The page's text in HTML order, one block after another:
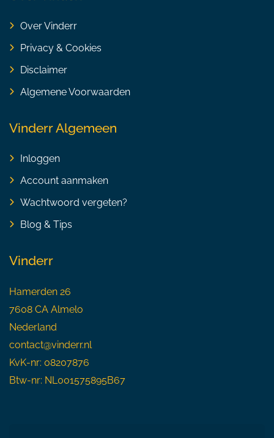
Over Vinderr
Privacy & Cookies
Disclaimer
Algemene Voorwaarden
Vinderr Algemeen
Inloggen
Account aanmaken
Wachtwoord vergeten?
Blog & Tips
Vinderr
Hamerden 26
7608 CA Almelo
Nederland
contact@vinderr.nl
KvK-nr: 08207876
Btw-nr: NL001575895B67